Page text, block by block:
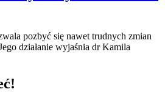
pozbyć się nawet trudnych zmian
działanie wyjaśnia dr Kamila